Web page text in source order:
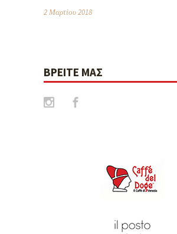
2 Μαρτίου 2018
ΒΡΕΊΤΕ ΜΑΣ